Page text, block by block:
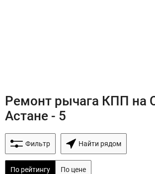
Ремонт рычага КПП на
Астане - 5
Фильтр Найти рядом
По рейтингу По цене